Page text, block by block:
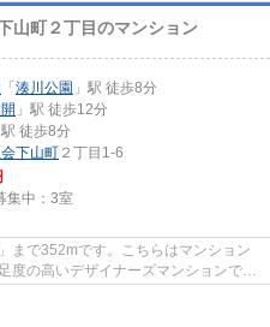
山町２丁目のマンション
「 湊川公園 」駅 徒歩8分
」駅 徒歩12分
駅 徒歩8分
会下山町 ２丁目1-6
中： 3室
で352mです。こちらはマンション
度の高いデザイナーズマンションで